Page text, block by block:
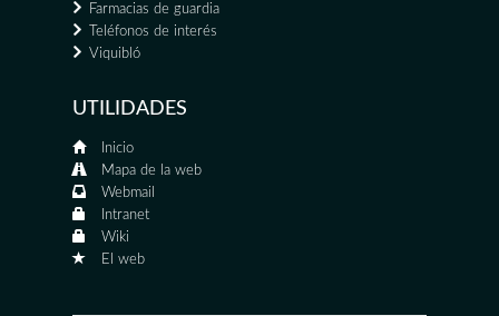
Farmacias de guardia
Teléfonos de interés
Viquibló
UTILIDADES
Inicio
Mapa de la web
Webmail
Intranet
Wiki
El web